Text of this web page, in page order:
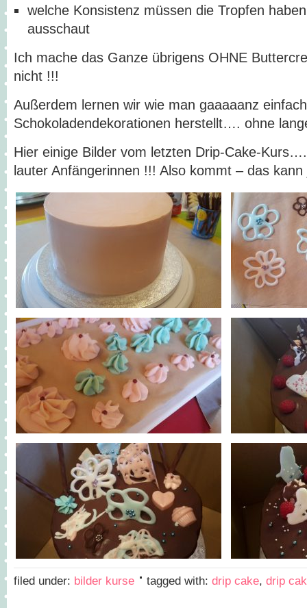
welche Konsistenz müssen die Tropfen
ausschaut
Ich mache das Ganze übrigens OHNE
nicht !!!
Außerdem lernen wir wie man gaaaaanz
Schokoladendekorationen herstellt…. ohne
Hier einige Bilder vom letzten Drip-Cake-
lauter Anfängerinnen !!! Also kommt – das
filed under: bilder kurse tagged with: drip cake, drip